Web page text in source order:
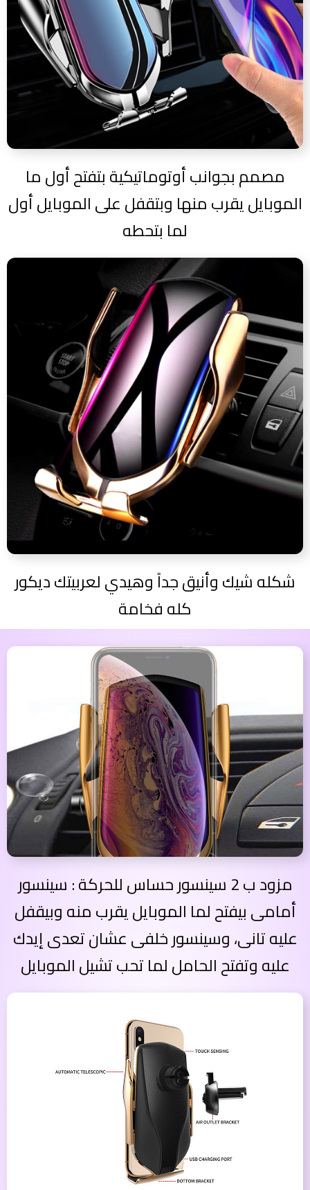
مصمم بجوانب أوتوماتيكية بتفتح أول ما
الموبايل يقرب منها وبتقفل على الموبايل أول
لما بتحطه
شكله شيك وأنيق جداً وهيدي لعربيتك ديكور
كله فخامة
مزود ب 2 سينسور حساس للحركة : سينسور
أمامى بيفتح لما الموبايل يقرب منه وبيقفل
عليه تانى، وسينسور خلفى عشان تعدى إيدك
عليه وتفتح الحامل لما تحب تشيل الموبايل